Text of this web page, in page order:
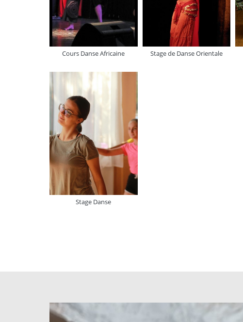
Cours Danse Africaine Stage de Danse Orientale
Stage Danse